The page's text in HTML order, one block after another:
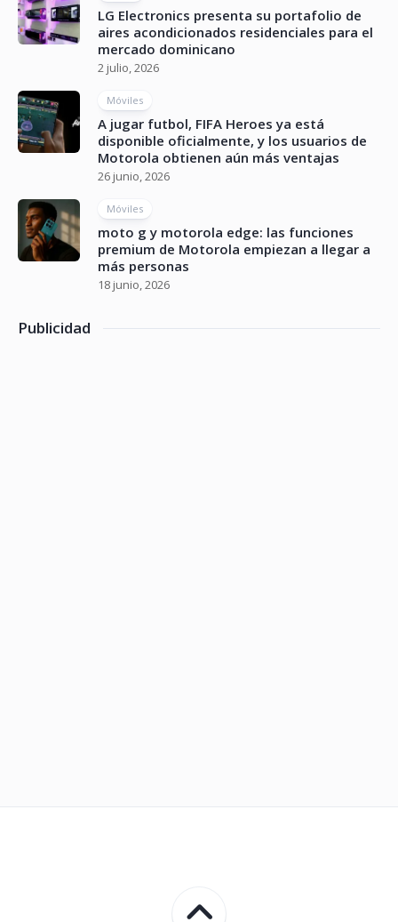
LG Electronics presenta su portafolio de
aires acondicionados residenciales para el
mercado dominicano
2 julio, 2026
Móviles
A jugar futbol, FIFA Heroes ya está
disponible oficialmente, y los usuarios de
Motorola obtienen aún más ventajas
26 junio, 2026
Móviles
moto g y motorola edge: las funciones
premium de Motorola empiezan a llegar a
más personas
18 junio, 2026
Publicidad